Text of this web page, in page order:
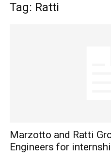
Tag: Ratti
Marzotto and Ratti
Engineers for